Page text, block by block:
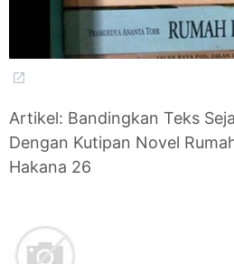
Artikel: Bandingkan Teks
Dengan Kutipan Novel
Hakana 26